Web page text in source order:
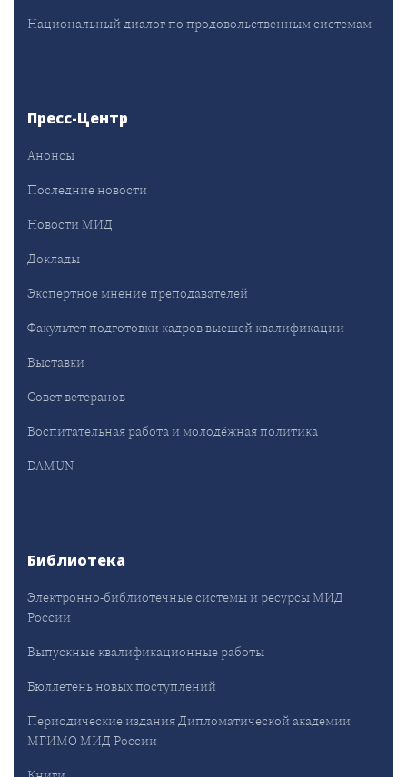
Национальный диалог по продовольственным системам
Пресс-Центр
Анонсы
Последние новости
Новости МИД
Доклады
Экспертное мнение преподавателей
Факультет подготовки кадров высшей квалификации
Выставки
Совет ветеранов
Воспитательная работа и молодёжная политика
DAMUN
Библиотека
Электронно-библиотечные системы и ресурсы МИД
России
Выпускные квалификационные работы
Бюллетень новых поступлений
Периодические издания Дипломатической академии
МГИМО МИД России